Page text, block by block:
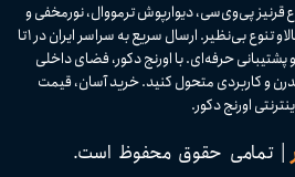
پی‌وی‌سی، دیوارپوش ترمووال، نورمخفی و
ابزارهای دکوراسیون داخلی با کیفیت بالا و تنوع بی‌نظیر. ارسال سریع به سراسر ایران در ۱ تا
پشتیبانی حرفه‌ای. با اورنج دکور، فضای داخلی
و کاربردی متحول کنید. خرید آسان، قیمت
اورنج دکور.​​​​​​​
| تمامی حقوق محفوظ است.​​​​​​​